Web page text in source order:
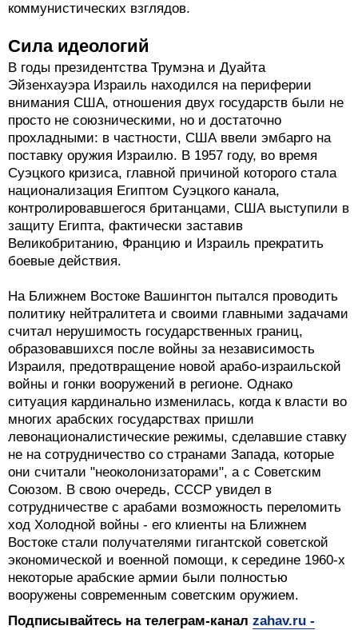
коммунистических взглядов.
Сила идеологий
В годы президентства Трумэна и Дуайта
Эйзенхауэра Израиль находился на периферии
внимания США, отношения двух государств были не
просто не союзническими, но и достаточно
прохладными: в частности, США ввели эмбарго на
поставку оружия Израилю. В 1957 году, во время
Суэцкого кризиса, главной причиной которого стала
национализация Египтом Суэцкого канала,
контролировавшегося британцами, США выступили в
защиту Египта, фактически заставив
Великобританию, Францию и Израиль прекратить
боевые действия.
На Ближнем Востоке Вашингтон пытался проводить
политику нейтралитета и своими главными задачами
считал нерушимость государственных границ,
образовавшихся после войны за независимость
Израиля, предотвращение новой арабо-израильской
войны и гонки вооружений в регионе. Однако
ситуация кардинально изменилась, когда к власти во
многих арабских государствах пришли
левонационалистические режимы, сделавшие ставку
не на сотрудничество со странами Запада, которые
они считали "неоколонизаторами", а с Советским
Союзом. В свою очередь, СССР увидел в
сотрудничестве с арабами возможность переломить
ход Холодной войны - его клиенты на Ближнем
Востоке стали получателями гигантской советской
экономической и военной помощи, к середине 1960-х
некоторые арабские армии были полностью
вооружены современным советским оружием.
Подписывайтесь на телеграм-канал zahav.ru -